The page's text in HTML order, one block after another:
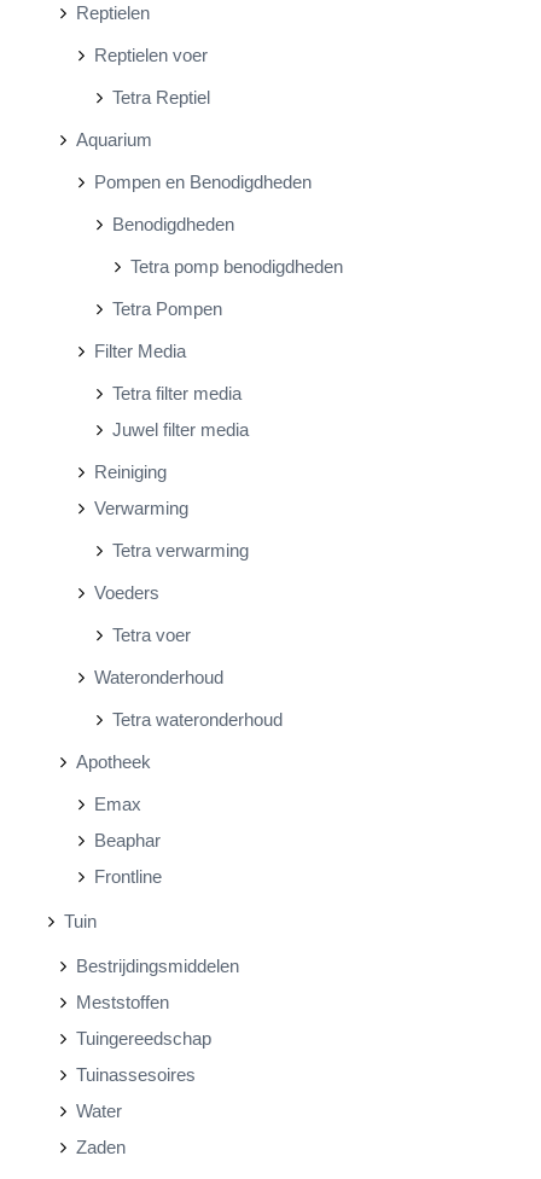
Reptielen
Reptielen voer
Tetra Reptiel
Aquarium
Pompen en Benodigdheden
Benodigdheden
Tetra pomp benodigdheden
Tetra Pompen
Filter Media
Tetra filter media
Juwel filter media
Reiniging
Verwarming
Tetra verwarming
Voeders
Tetra voer
Wateronderhoud
Tetra wateronderhoud
Apotheek
Emax
Beaphar
Frontline
Tuin
Bestrijdingsmiddelen
Meststoffen
Tuingereedschap
Tuinassesoires
Water
Zaden